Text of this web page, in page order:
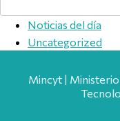
Noticias del día
Uncategorized
Mincyt |